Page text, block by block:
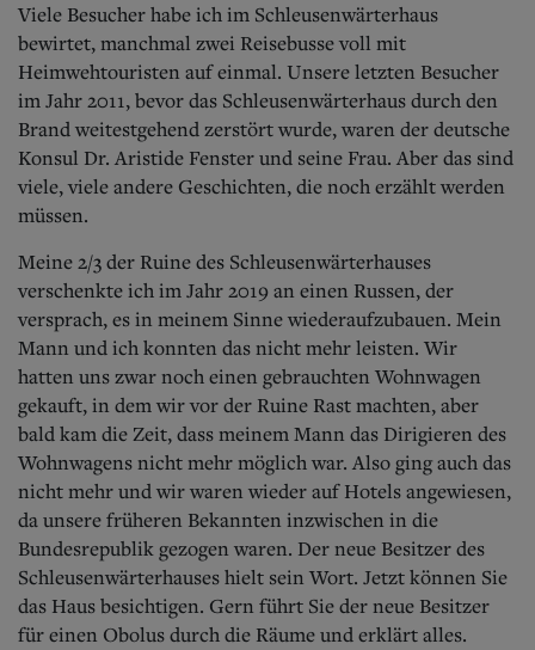
Viele Besucher habe ich im Schleusenwärterhaus
bewirtet, manchmal zwei Reisebusse voll mit
Heimwehtouristen auf einmal. Unsere letzten Besucher
im Jahr 2011, bevor das Schleusenwärterhaus durch den
Brand weitestgehend zerstört wurde, waren der deutsche
Konsul Dr. Aristide Fenster und seine Frau. Aber das sind
viele, viele andere Geschichten, die noch erzählt werden
müssen.
Meine 2/3 der Ruine des Schleusenwärterhauses
verschenkte ich im Jahr 2019 an einen Russen, der
versprach, es in meinem Sinne wiederaufzubauen. Mein
Mann und ich konnten das nicht mehr leisten. Wir
hatten uns zwar noch einen gebrauchten Wohnwagen
gekauft, in dem wir vor der Ruine Rast machten, aber
bald kam die Zeit, dass meinem Mann das Dirigieren des
Wohnwagens nicht mehr möglich war. Also ging auch das
nicht mehr und wir waren wieder auf Hotels angewiesen,
da unsere früheren Bekannten inzwischen in die
Bundesrepublik gezogen waren. Der neue Besitzer des
Schleusenwärterhauses hielt sein Wort. Jetzt können Sie
das Haus besichtigen. Gern führt Sie der neue Besitzer
für einen Obolus durch die Räume und erklärt alles.